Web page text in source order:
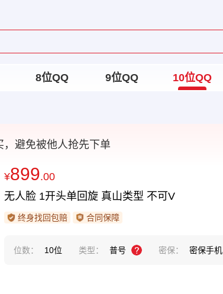
8位QQ 9位QQ 10位QQ
避免被他人抢先下单
¥899.00
无人脸 1开头单回旋 真山类型 不可V
终身找回包赔 合同保障
位数： 10位 类型： 普号 密保： 密保手机